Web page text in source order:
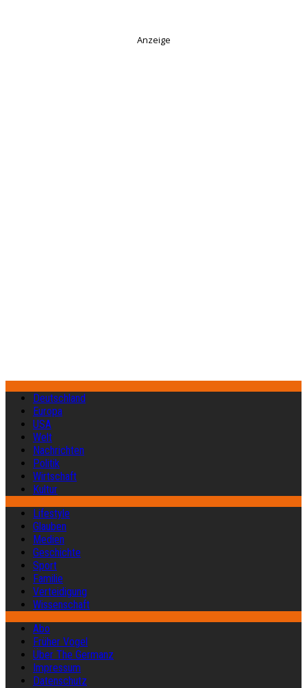
Anzeige
Deutschland
Europa
USA
Welt
Nachrichten
Politik
Wirtschaft
Kultur
Lifestyle
Glauben
Medien
Geschichte
Sport
Familie
Verteidigung
Wissenschaft
Abo
Früher Vogel
Über The Germanz
Impressum
Datenschutz